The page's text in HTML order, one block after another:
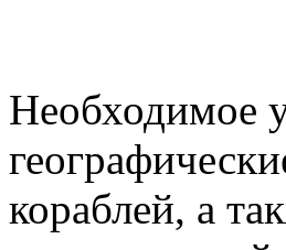
Необходимое
кораблей, а